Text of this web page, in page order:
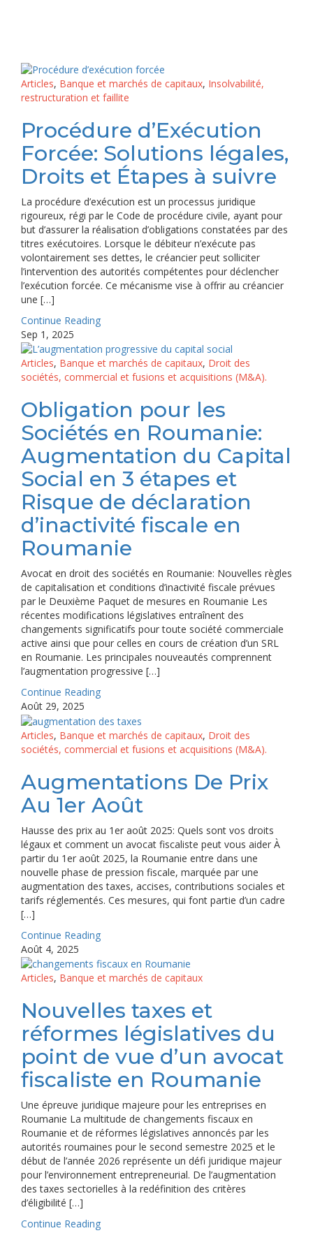
Articles, Banque et marchés de capitaux, Insolvabilité,
restructuration et faillite
Procédure d’Exécution
Forcée: Solutions légales,
Droits et Étapes à suivre
La procédure d’exécution est un processus juridique
rigoureux, régi par le Code de procédure civile, ayant pour
but d’assurer la réalisation d’obligations constatées par des
titres exécutoires. Lorsque le débiteur n’exécute pas
volontairement ses dettes, le créancier peut solliciter
l’intervention des autorités compétentes pour déclencher
l’exécution forcée. Ce mécanisme vise à offrir au créancier
une […]
Continue Reading
Sep 1, 2025
Articles, Banque et marchés de capitaux, Droit des
sociétés, commercial et fusions et acquisitions (M&A).
Obligation pour les
Sociétés en Roumanie:
Augmentation du Capital
Social en 3 étapes et
Risque de déclaration
d’inactivité fiscale en
Roumanie
Avocat en droit des sociétés en Roumanie: Nouvelles règles
de capitalisation et conditions d’inactivité fiscale prévues
par le Deuxième Paquet de mesures en Roumanie Les
récentes modifications législatives entraînent des
changements significatifs pour toute société commerciale
active ainsi que pour celles en cours de création d’un SRL
en Roumanie. Les principales nouveautés comprennent
l’augmentation progressive […]
Continue Reading
Août 29, 2025
Articles, Banque et marchés de capitaux, Droit des
sociétés, commercial et fusions et acquisitions (M&A).
Augmentations De Prix
Au 1er Août
Hausse des prix au 1er août 2025: Quels sont vos droits
légaux et comment un avocat fiscaliste peut vous aider À
partir du 1er août 2025, la Roumanie entre dans une
nouvelle phase de pression fiscale, marquée par une
augmentation des taxes, accises, contributions sociales et
tarifs réglementés. Ces mesures, qui font partie d’un cadre
[…]
Continue Reading
Août 4, 2025
Articles, Banque et marchés de capitaux
Nouvelles taxes et
réformes législatives du
point de vue d’un avocat
fiscaliste en Roumanie
Une épreuve juridique majeure pour les entreprises en
Roumanie La multitude de changements fiscaux en
Roumanie et de réformes législatives annoncés par les
autorités roumaines pour le second semestre 2025 et le
début de l’année 2026 représente un défi juridique majeur
pour l’environnement entrepreneurial. De l’augmentation
des taxes sectorielles à la redéfinition des critères
d’éligibilité […]
Continue Reading